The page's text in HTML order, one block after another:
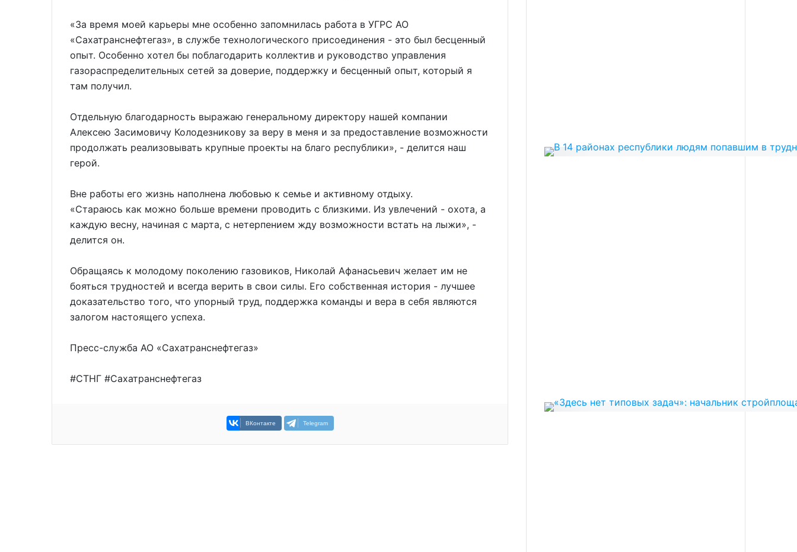
«За время моей карьеры мне особенно запомнилась работа в УГРС АО
«Сахатранснефтегаз», в службе технологического присоединения - это был бесценный
опыт. Особенно хотел бы поблагодарить коллектив и руководство управления
газораспределительных сетей за доверие, поддержку и бесценный опыт, который я
там получил.
Отдельную благодарность выражаю генеральному директору нашей компании
Алексею Засимовичу Колодезникову за веру в меня и за предоставление возможности
продолжать реализовывать крупные проекты на благо республики», - делится наш
герой.
Вне работы его жизнь наполнена любовью к семье и активному отдыху.
«Стараюсь как можно больше времени проводить с близкими. Из увлечений - охота, а
каждую весну, начиная с марта, с нетерпением жду возможности встать на лыжи», -
делится он.
Обращаясь к молодому поколению газовиков, Николай Афанасьевич желает им не
бояться трудностей и всегда верить в свои силы. Его собственная история - лучшее
доказательство того, что упорный труд, поддержка команды и вера в себя являются
залогом настоящего успеха.
Пресс-служба АО «Сахатранснефтегаз»
#СТНГ #Сахатранснефтегаз
ВКонтакте Telegram